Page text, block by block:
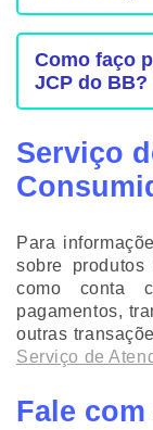
Como faço
JCP do BB?
Serviço
Para
sobre
como conta
pagamentos,
outras
Serviço de
Fale com